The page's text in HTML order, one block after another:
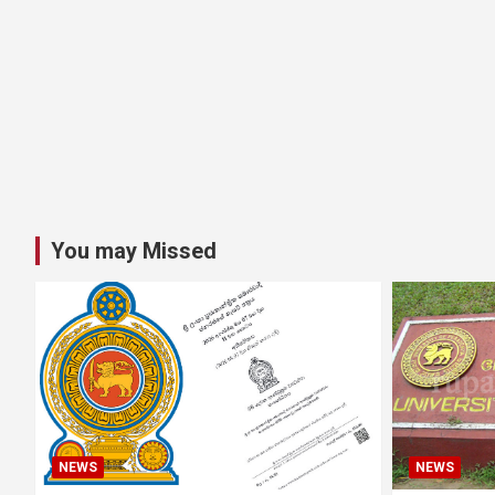
You may Missed
NEWS NEWS